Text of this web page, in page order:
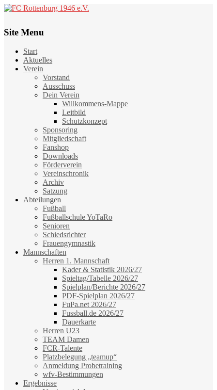
Site Menu
Start
Aktuelles
Verein
Vorstand
Ausschuss
Dein Verein
Willkommens-Mappe
Leitbild
Schutzkonzept
Sponsoring
Mitgliedschaft
Fanshop
Downloads
Förderverein
Vereinschronik
Archiv
Satzung
Abteilungen
Fußball
Fußballschule YoTaRo
Senioren
Schiedsrichter
Frauengymnastik
Mannschaften
Herren 1. Mannschaft
Kader & Statistik 2026/27
Spieltag/Tabelle 2026/27
Spielplan/Berichte 2026/27
PDF-Spielplan 2026/27
FuPa.net 2026/27
Fussball.de 2026/27
Dauerkarte
Herren U23
TEAM Damen
FCR-Talente
Platzbelegung „teamup“
Anmeldung Probetraining
wfv-Bestimmungen
Ergebnisse